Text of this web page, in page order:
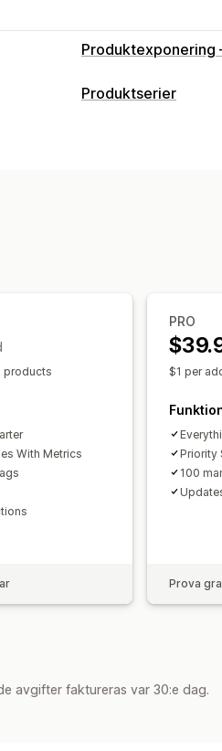
Produktexponering
Produktserier
products
With Metrics
PRO
$1 per
Priority
100
Prova
avgifter faktureras var 30:e dag.